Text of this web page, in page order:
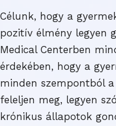
Célunk, hogy a
pozitív élmény legyen
Medical Centerben
érdekében, hogy a
minden szempontból
feleljen meg, legyen
krónikus állapotok